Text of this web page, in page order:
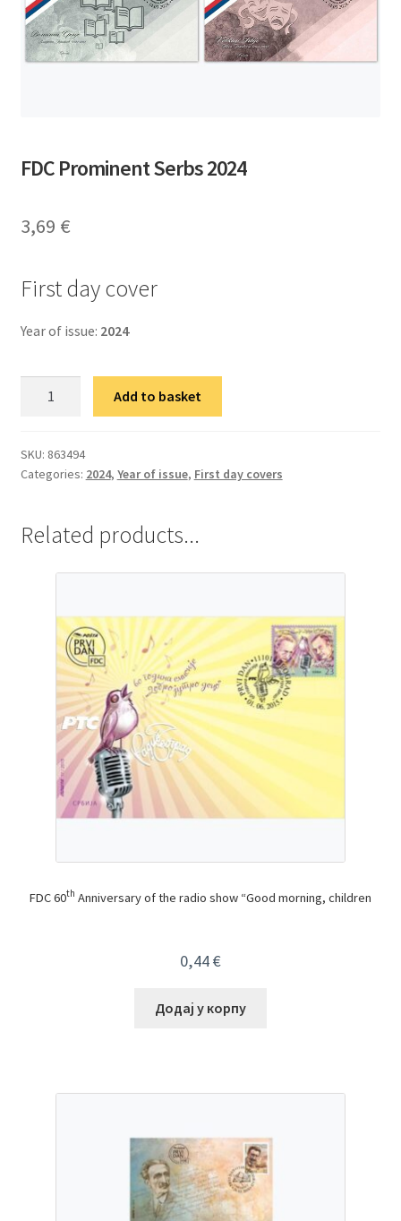
FDC Prominent Serbs 2024
3,69 €
First day cover
Year of issue: 2024
2024
quantity
Add to basket
SKU: 863494
Categories: 2024, Year of issue, First day covers
Related products...
FDC 60th Anniversary of the radio show “Good morning, children
0,44€
Додај у корпу